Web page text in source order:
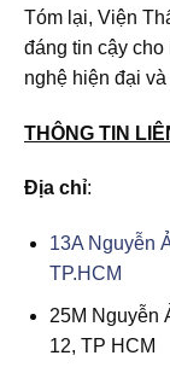
Tóm lại, Viện
đáng tin cậy
nghệ hiện đại
THÔNG TIN
Địa chỉ:
13A Nguyễn
TP.HCM
25M Nguyễn
12, TP HCM